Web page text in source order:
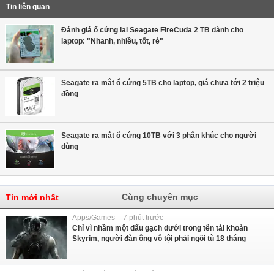
Tin liên quan
Đánh giá ổ cứng lai Seagate FireCuda 2 TB dành cho
laptop: "Nhanh, nhiều, tốt, rẻ"
Seagate ra mắt ổ cứng 5TB cho laptop, giá chưa tới 2 triệu
đồng
Seagate ra mắt ổ cứng 10TB với 3 phân khúc cho người
dùng
Tin mới nhất Cùng chuyên mục
Apps/Games - 7 phút trước
Chỉ vì nhầm một dấu gạch dưới trong tên tài khoản
Skyrim, người đàn ông vô tội phải ngồi tù 18 tháng